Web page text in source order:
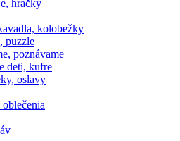
hračky
kolobežky
puzzle
poznávame
deti, kufre
oslavy